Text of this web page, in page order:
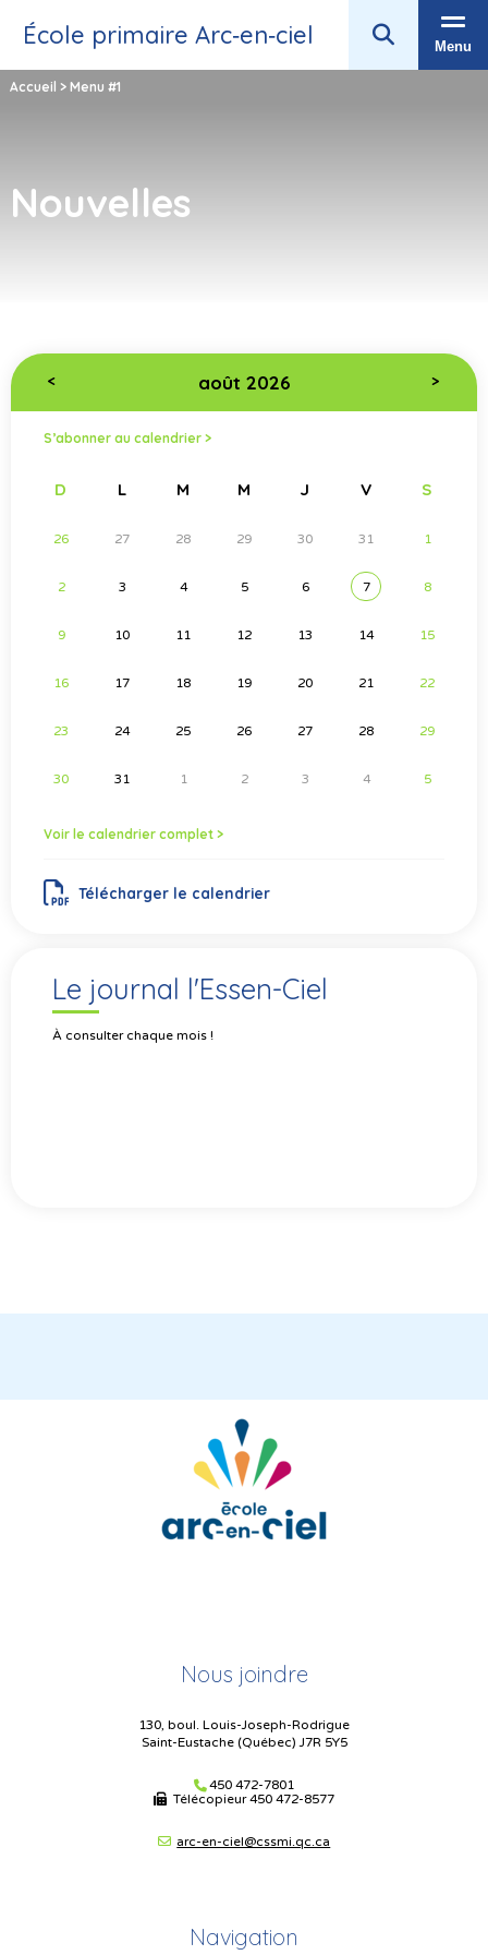
École primaire Arc‑en‑ciel Menu
Accueil > Menu #1
Nouvelles
< août 2026 >
S’abonner au calendrier >
D L M M J V S
26 27 28 29 30 31 1
2 3 4 5 6 7 8
9 10 11 12 13 14 15
16 17 18 19 20 21 22
23 24 25 26 27 28 29
30 31 1 2 3 4 5
Voir le calendrier complet >
Télécharger le calendrier
Le journal l'Essen-Ciel
À consulter chaque mois !
Nous joindre
130, boul. Louis-Joseph-Rodrigue
Saint-Eustache (Québec) J7R 5Y5
450 472-7801
Télécopieur450 472-8577
arc-en-ciel@cssmi.qc.ca
Navigation